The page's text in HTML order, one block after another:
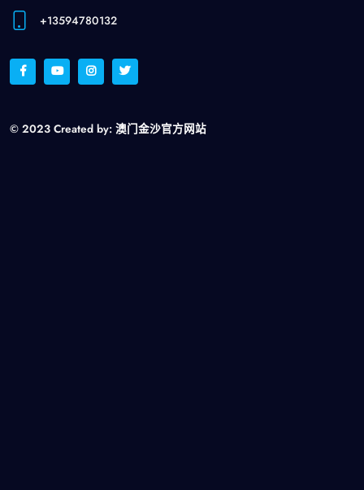
+13594780132
© 2023 Created by: 澳门金沙官方网站